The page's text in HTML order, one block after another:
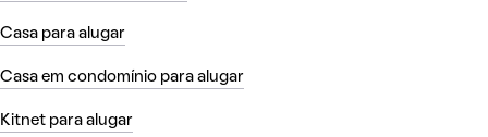
Casa para alugar
Casa em condomínio para alugar
Kitnet para alugar